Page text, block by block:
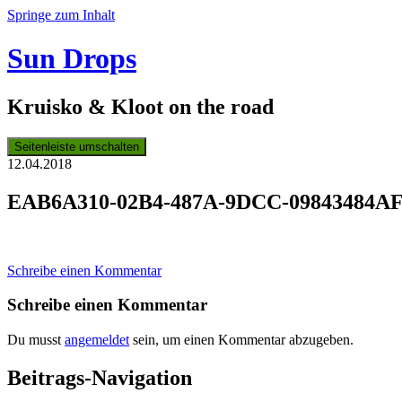
Springe zum Inhalt
Sun Drops
Kruisko & Kloot on the road
Seitenleiste umschalten
12.04.2018
EAB6A310-02B4-487A-9DCC-
Schreibe einen Kommentar
Schreibe einen Kommentar
Du musst angemeldet sein, um einen Kommentar abzugeben.
Beitrags-Navigation